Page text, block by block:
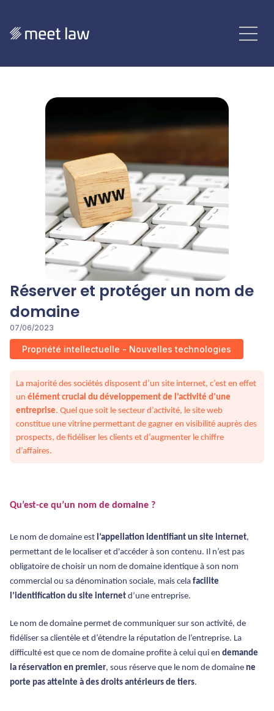
Réserver et protéger un nom de
domaine
07/06/2023
Propriété intellectuelle - Nouvelles technologies
La majorité des sociétés disposent d’un site internet, c’est en effet
un élément crucial du développement de l’activité d’une
entreprise. Quel que soit le secteur d’activité, le site web
constitue une vitrine permettant de gagner en visibilité auprès des
prospects, de fidéliser les clients et d’augmenter le chiffre
d’affaires.
Qu’est-ce qu’un nom de domaine ?
Le nom de domaine est l’appellation identifiant un site internet,
permettant de le localiser et d'accéder à son contenu. Il n’est pas
obligatoire de choisir un nom de domaine identique à son nom
commercial ou sa dénomination sociale, mais cela facilite
l’identification du site internet d’une entreprise.
Le nom de domaine permet de communiquer sur son activité, de
fidéliser sa clientèle et d’étendre la réputation de l’entreprise. La
difficulté est que ce nom de domaine profite à celui qui en demande
la réservation en premier, sous réserve que le nom de domaine ne
porte pas atteinte à des droits antérieurs de tiers.